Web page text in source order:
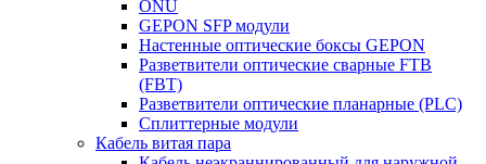
ONU
GEPON SFP модули
Настенные оптические боксы GEPON
Разветвители оптические сварные FTB
(FBT)
Разветвители оптические планарные (PLC)
Сплиттерные модули
Кабель витая пара